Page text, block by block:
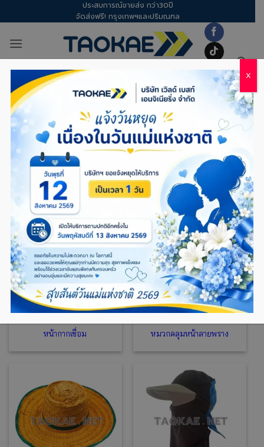
to
ประสบการณ์ขายส่ง กว่า30ปี
จัดส่งฟรี! กรุงเทพฯและปริมณฑล
ป้องกันศีรษะ
FILTER
อุปกรณ์ป้องกันศีรษะ
หน้ากากเชื่อม หมวกคลุมหน้าลายพราง
X